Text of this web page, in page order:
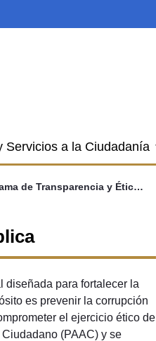
Servicios a la Ciudadanía
4.3.3 Programa de Transparencia y Ética Pública
diseñada para fortalecer la
es prevenir la corrupción
el ejercicio ético de
(PAAC) y se